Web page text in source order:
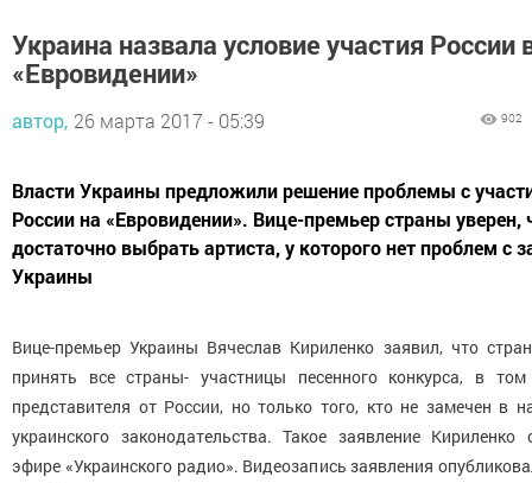
Украина назвала условие участия России
«Евровидении»
автор, 26 марта 2017 - 05:39 902
Власти Украины предложили решение проблемы с
России на «Евровидении». Вице-премьер страны уверен,
достаточно выбрать артиста, у которого нет проблем с
Украины
Вице-премьер Украины Вячеслав Кириленко заявил, что
принять все страны- участницы песенного конкурса, в
представителя от России, но только того, кто не замечен в
украинского законодательства. Такое заявление Кириленко
эфире «Украинского радио». Видеозапись заявления